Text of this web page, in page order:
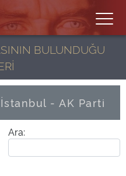
BULUNDUĞU
İstanbul - AK Parti
Ara: